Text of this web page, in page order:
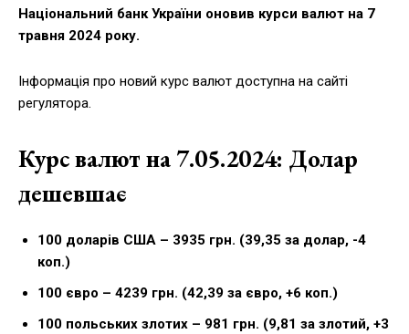
Національний банк України оновив курси валют на 7
травня 2024 року.
Інформація про новий курс валют доступна на сайті
регулятора.
Курс валют на 7.05.2024: Долар
дешевшає
100 доларів США – 3935 грн. (39,35 за долар, -4
коп.)
100 євро – 4239 грн. (42,39 за євро, +6 коп.)
100 польських злотих – 981 грн. (9,81 за злотий, +3